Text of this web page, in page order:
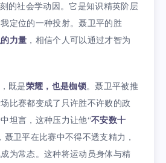
的社会学动因。它是知识精英阶层
定位的一种投射。聂卫平的胜
力量 ，相信个人可以通过才智为
既是荣耀，也是枷锁。聂卫平被推
比赛都变成了只许胜不许败的政
坦言，这种压力让他“不安数十
聂卫平在比赛中不得不透支精力，
为常态。这种将运动员身体与精